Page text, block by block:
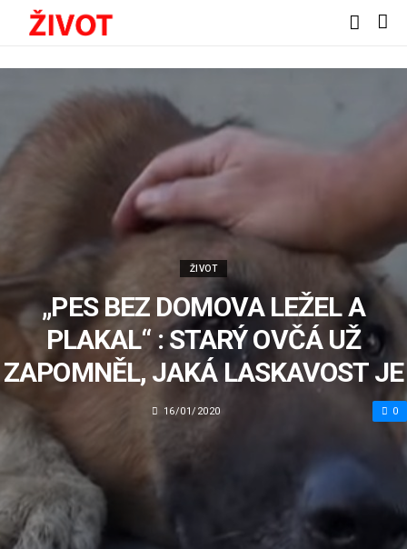
ŽIVOT
„PES BEZ DOMOVA LEŽEL A
PLAKAL“ : STARÝ OVČÁ UŽ
ZAPOMNĚL, JAKÁ LASKAVOST JE
16/01/2020 0